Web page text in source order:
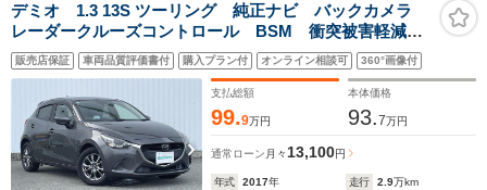
デミオ 1.3 13S ツーリング 純正ナビ バックカメラ
レーダークルーズコントロール BSM 衝突被害軽減シ
ステム LDA アイドリングストップ コーナーセンサ
ー ETC HUD シートヒーター ステアリングスイッ
チ LEDヘッド
販売店保証 車両品質評価書付 購入プラン付 オンライン相談可 360°画像付
支払総額
99.9万円
本体価格
93.7万円
通常ローン 月々13,100円
年式 2017年 走行 2.9万km